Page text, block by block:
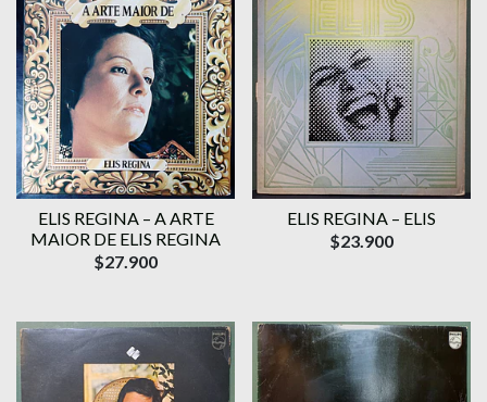
ELIS REGINA – A ARTE
MAIOR DE ELIS REGINA
$27.900
ELIS REGINA – ELIS
$23.900